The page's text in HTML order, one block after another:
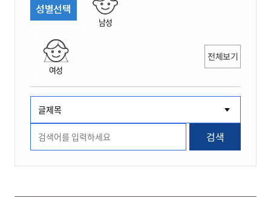
성별선택
남성
여성
전체보기
검색